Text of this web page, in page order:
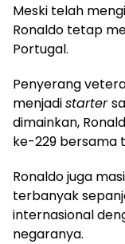
Meski telah
Ronaldo tetap
Portugal.
Penyerang
menjadistarter
dimainkan,
ke-229 bersama
Ronaldo juga
terbanyak
internasional
negaranya.